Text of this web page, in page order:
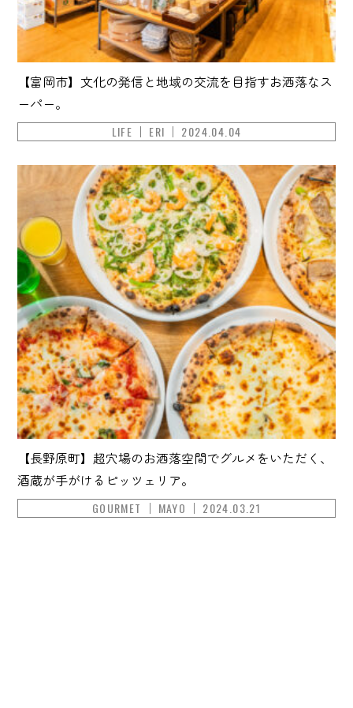
【富岡市】文化の発信と地域の交流を目指すお洒落なス
ーパー。
LIFE ERI 2024.04.04
【長野原町】超穴場のお洒落空間でグルメをいただく、
酒蔵が手がけるピッツェリア。
GOURMET MAYO 2024.03.21